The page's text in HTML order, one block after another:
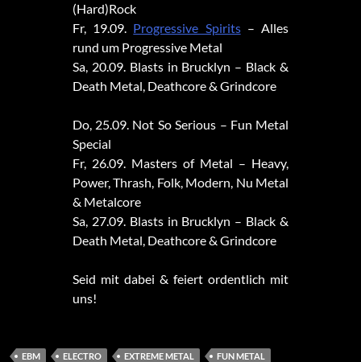
(Hard)Rock
Fr, 19.09. Progressive Spirits– Alles
rund um Progressive Metal
Sa, 20.09. Blasts in Brucklyn – Black &
Death Metal, Deathcore & Grindcore
Do, 25.09. Not So Serious – Fun Metal
Special
Fr, 26.09. Masters of Metal – Heavy,
Power, Thrash, Folk, Modern, Nu Metal
& Metalcore
Sa, 27.09. Blasts in Brucklyn – Black &
Death Metal, Deathcore & Grindcore
Seid mit dabei & feiert ordentlich mit
uns!
EBM ELECTRO EXTREME METAL
FUN METAL